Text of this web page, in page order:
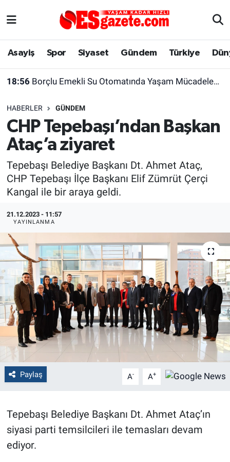
Asayiş Spor Siyaset Gündem Türkiye
18:56 Borçlu Emekli Su Otomatında Yaşam Mücadelesi Veriyor
HABERLER GÜNDEM
CHP Tepebaşı’ndan Başkan
Ataç’a ziyaret
Tepebaşı Belediye Başkanı Dt. Ahmet Ataç,
CHP Tepebaşı İlçe Başkanı Elif Zümrüt Çerçi
Kangal ile bir araya geldi.
21.12.2023 - 11:57
YAYINLANMA
Paylaş A- A+
Tepebaşı Belediye Başkanı Dt. Ahmet Ataç’ın
siyasi parti temsilcileri ile temasları devam
ediyor.
Asayiş
Gündem
Türkiye
Dünya
Sağlık
Alış-Veriş/İş dünyası
Yaşam
Eskişehirspor Arşivi
Eskişehir Arşivi
Röportaj
Ekonomi
Kültür Sanat
Politika
Bilecik
Kütahya
Gezi
Çevre
Magazin
Eskişehir Nöbetçi Eczaneler
Süper Lig Puan Durumu ve Fikstür
Tüm Manşetler
Son Dakika Haberleri
Haber Arşivi